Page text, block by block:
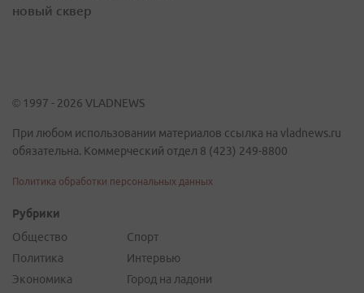
новый сквер
© 1997 - 2026 VLADNEWS
При любом использовании материалов ссылка на vladnews.ru
обязательна. Коммерческий отдел 8 (423) 249-8800
Политика обработки персональных данных
Рубрики
Общество
Политика
Экономика
Спорт
Интервью
Город на ладони